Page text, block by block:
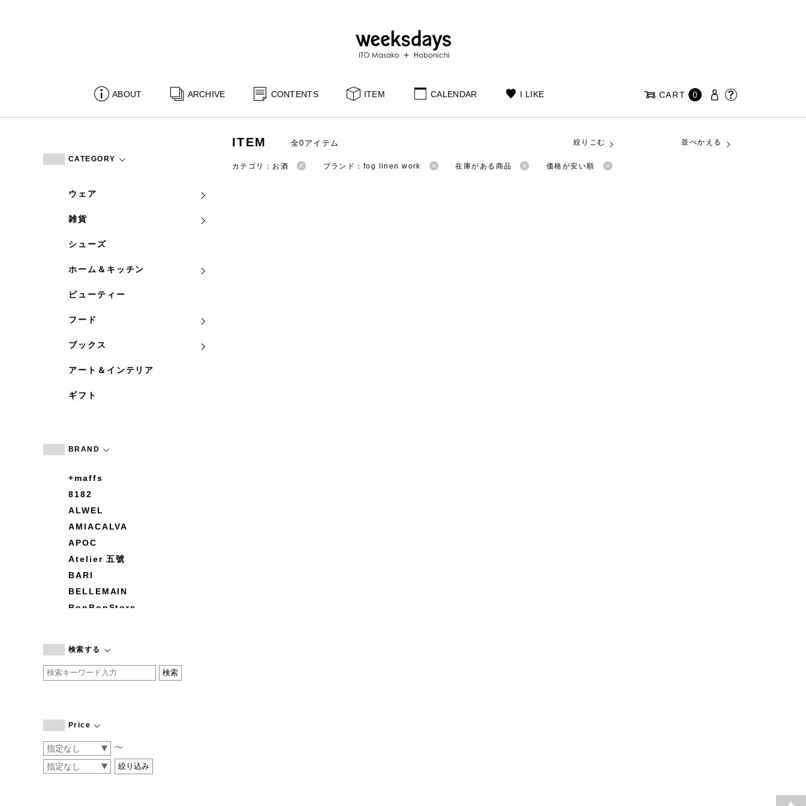
ABOUT ARCHIVE CONTENTS ITEM CALENDAR I LIKE CART 0
CATEGORY
ウェア
雑貨
シューズ
ホーム＆キッチン
ビューティー
フード
ブックス
アート＆インテリア
ギフト
BRAND
+maffs
8182
ALWEL
AMIACALVA
APOC
Atelier 五號
BARI
BELLEMAIN
BonBonStore
by basics
CATWORTH
COGTHEBIGSMOKE
CONVERSE
DEAN & DELUCA
検索する
Price
〜
ITEM 全0アイテム 絞りこむ 並べかえる
カテゴリ：お酒 ブランド：fog linen work 在庫がある商品 価格が安い順